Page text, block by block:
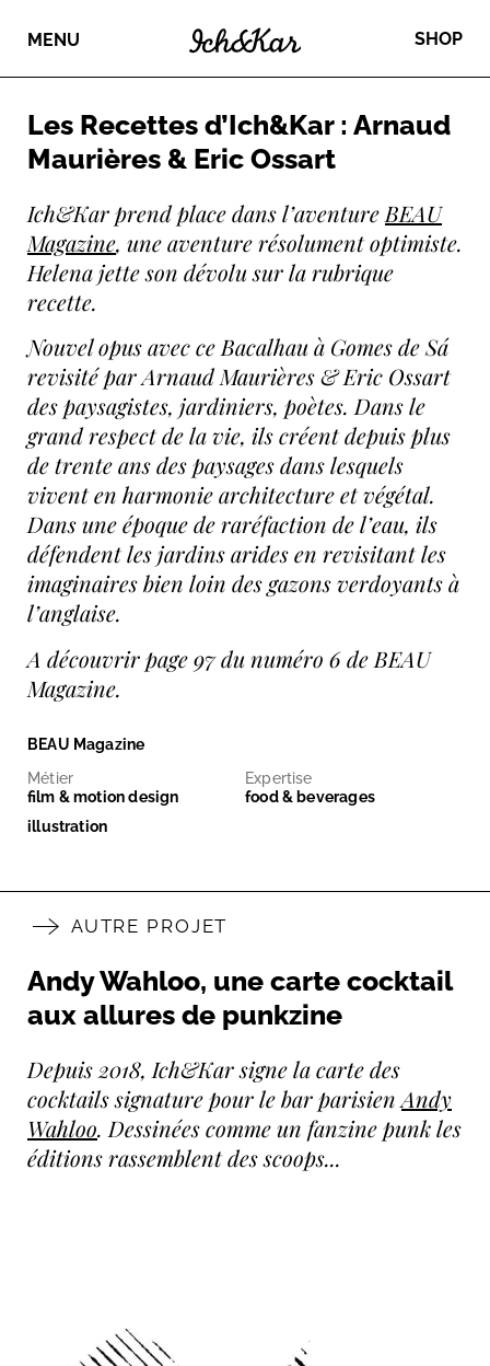
MENU SHOP
Les Recettes d’Ich&Kar : Arnaud
Maurières & Eric Ossart
Ich&Kar prend place dans l’aventure BEAU
Magazine, une aventure résolument optimiste.
Helena jette son dévolu sur la rubrique
recette.
Nouvel opus avec ce Bacalhau à Gomes de Sá
revisité par Arnaud Maurières & Eric Ossart
des paysagistes, jardiniers, poètes. Dans le
grand respect de la vie, ils créent depuis plus
de trente ans des paysages dans lesquels
vivent en harmonie architecture et végétal.
Dans une époque de raréfaction de l’eau, ils
défendent les jardins arides en revisitant les
imaginaires bien loin des gazons verdoyants à
l’anglaise.
A découvrir page 97 du numéro 6 de BEAU
Magazine.
BEAU Magazine
Métier
film & motion design
illustration
Expertise
food & beverages
AUTRE PROJET
Andy Wahloo, une carte cocktail
aux allures de punkzine
Depuis 2018, Ich&Kar signe la carte des
cocktails signature pour le bar parisienAndy
Wahloo. Dessinées comme un fanzine punk les
éditions rassemblent des scoops...